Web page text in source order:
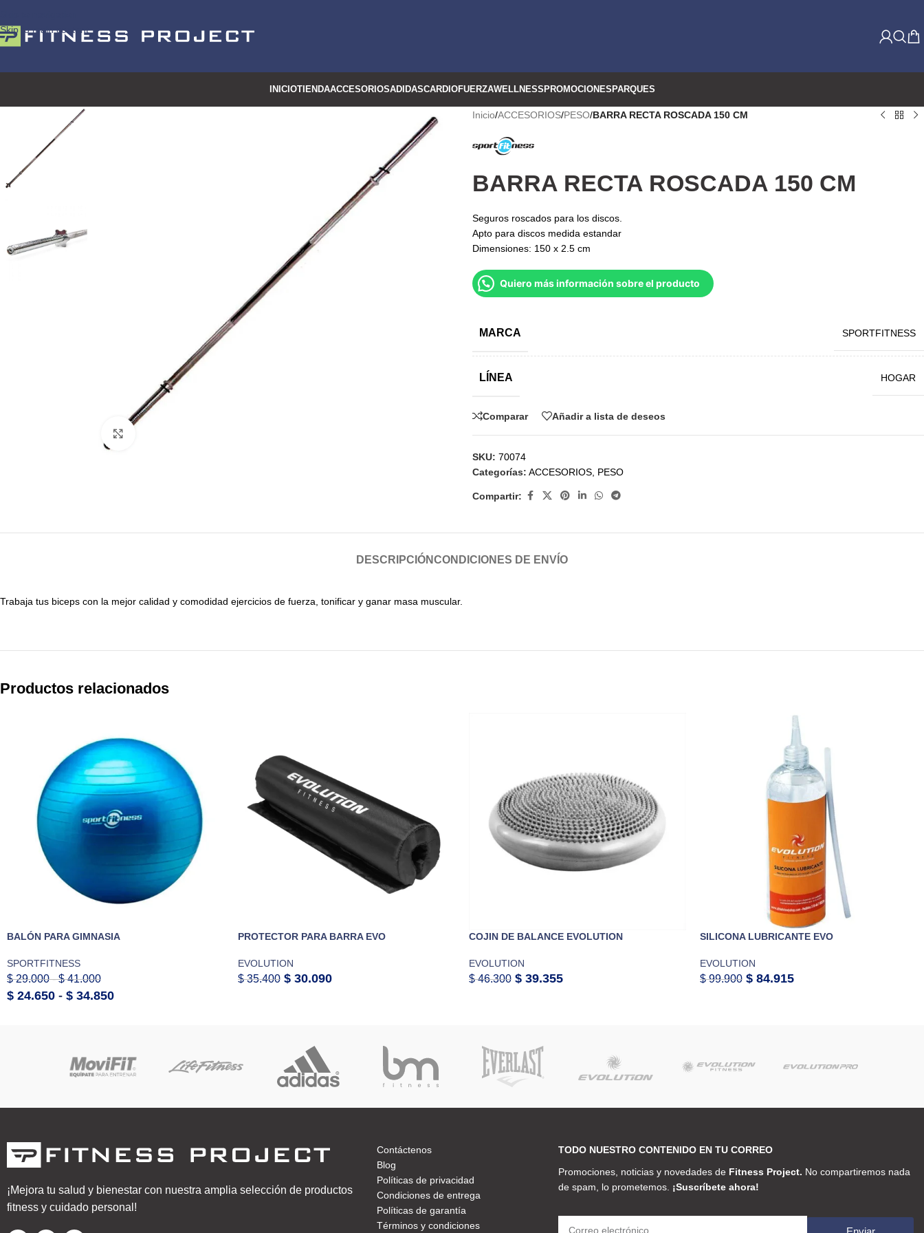
Skip to main content
INICIOTIENDAACCESORIOSADIDASCARDIOFUERZAWELLNESS PROMOCIONES PARQUES
Inicio/ACCESORIOS/PESO/BARRA RECTA ROSCADA 150 CM
BARRA RECTA ROSCADA 150 CM
Seguros roscados para los discos.
Apto para discos medida estandar
Dimensiones: 150 x 2.5 cm
Quiero más información sobre el producto
MARCA SPORTFITNESS
LÍNEA HOGAR
Comparar Añadir a lista de deseos
SKU: 70074
Categorías: ACCESORIOS, PESO
Compartir:
DESCRIPCIÓNCONDICIONES DE ENVÍO
Trabaja tus biceps con la mejor calidad y comodidad ejercicios de fuerza, tonificar y ganar masa muscular.
Productos relacionados
BALÓN PARA GIMNASIA
SPORTFITNESS
$29.000 - $41.000
$ 24.650 - $ 34.850
PROTECTOR PARA BARRA EVO
EVOLUTION
$35.400 $ 30.090
COJIN DE BALANCE EVOLUTION
EVOLUTION
$46.300 $ 39.355
SILICONA LUBRICANTE EVO
EVOLUTION
$99.900 $ 84.915
¡Mejora tu salud y bienestar con nuestra amplia selección de productos
fitness y cuidado personal!
Contáctenos
Blog
Políticas de privacidad
Condiciones de entrega
Políticas de garantía
Términos y condiciones
TODO NUESTRO CONTENIDO EN TU CORREO
Promociones, noticias y novedades de Fitness Project. No compartiremos nada
de spam, lo prometemos. ¡Suscríbete ahora!